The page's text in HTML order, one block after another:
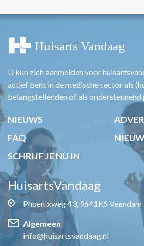
U kun zich aanmelden voor
actief bent in de medische sector als
belangstellenden of als ondersteunend
NIEUWS
FAQ
SCHRIJF JE NU IN
HuisartsVandaag
Phoenixweg 43, 9641KS Veendam
Algemeen
info@huisartsvandaag.nl